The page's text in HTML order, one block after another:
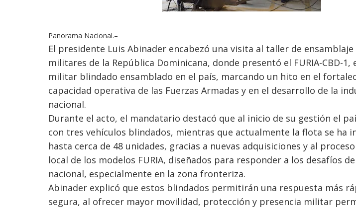
Panorama Nacional.–
El presidente Luis Abinader encabezó una visita al taller de ensamblaje
militares de la República Dominicana, donde presentó el FURIA-CBD-
militar blindado ensamblado en el país, marcando un hito en el
capacidad operativa de las Fuerzas Armadas y en el desarrollo de la
nacional.
Durante el acto, el mandatario destacó que al inicio de su gestión el
con tres vehículos blindados, mientras que actualmente la flota se ha
hasta cerca de 48 unidades, gracias a nuevas adquisiciones y al
local de los modelos FURIA, diseñados para responder a los desafíos
nacional, especialmente en la zona fronteriza.
Abinader explicó que estos blindados permitirán una respuesta más
segura, al ofrecer mayor movilidad, protección y presencia militar